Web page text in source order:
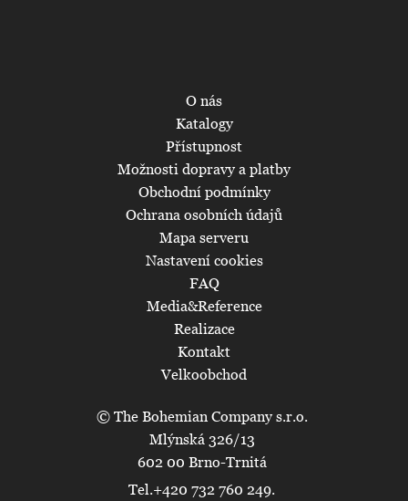
© The Bohemian Company s.r.o.
Mlýnská 326/13
602 00 Brno-Trnitá
Tel.+420 732 760 249.
O nás
Katalogy
Přístupnost
Možnosti dopravy a platby
Obchodní podmínky
Ochrana osobních údajů
Mapa serveru
Nastavení cookies
FAQ
Media&Reference
Realizace
Kontakt
Velkoobchod